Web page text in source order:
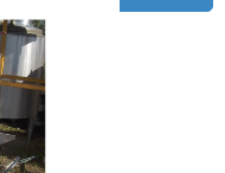
Saint-Hilaire-Cottes